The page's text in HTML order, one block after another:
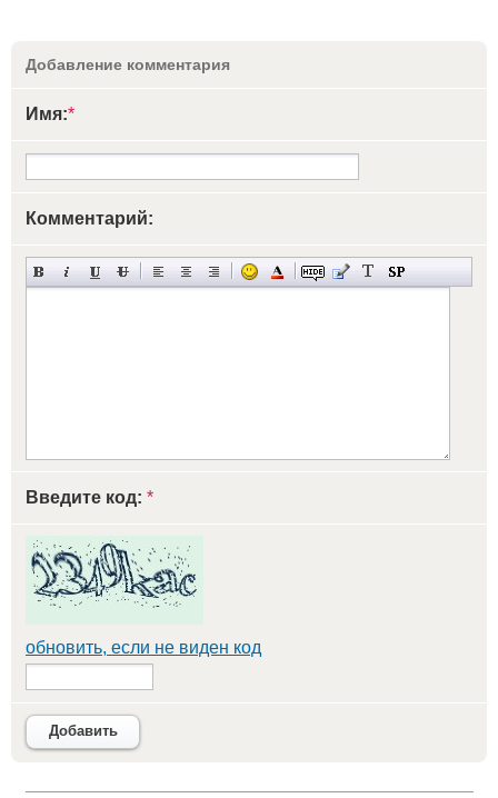
Добавление комментария
Имя:*
Комментарий:
Введите код: *
обновить, если не виден код
Добавить